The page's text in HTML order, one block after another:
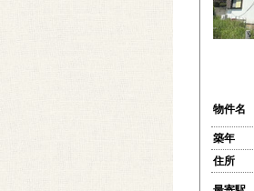
物件名
築年
住所